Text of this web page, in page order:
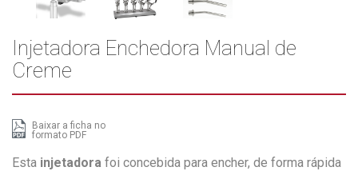
Injetadora Enchedora Manual de
Creme
Baixar a ficha no
formato PDF
Esta injetadora foi concebida para encher, de forma rápida